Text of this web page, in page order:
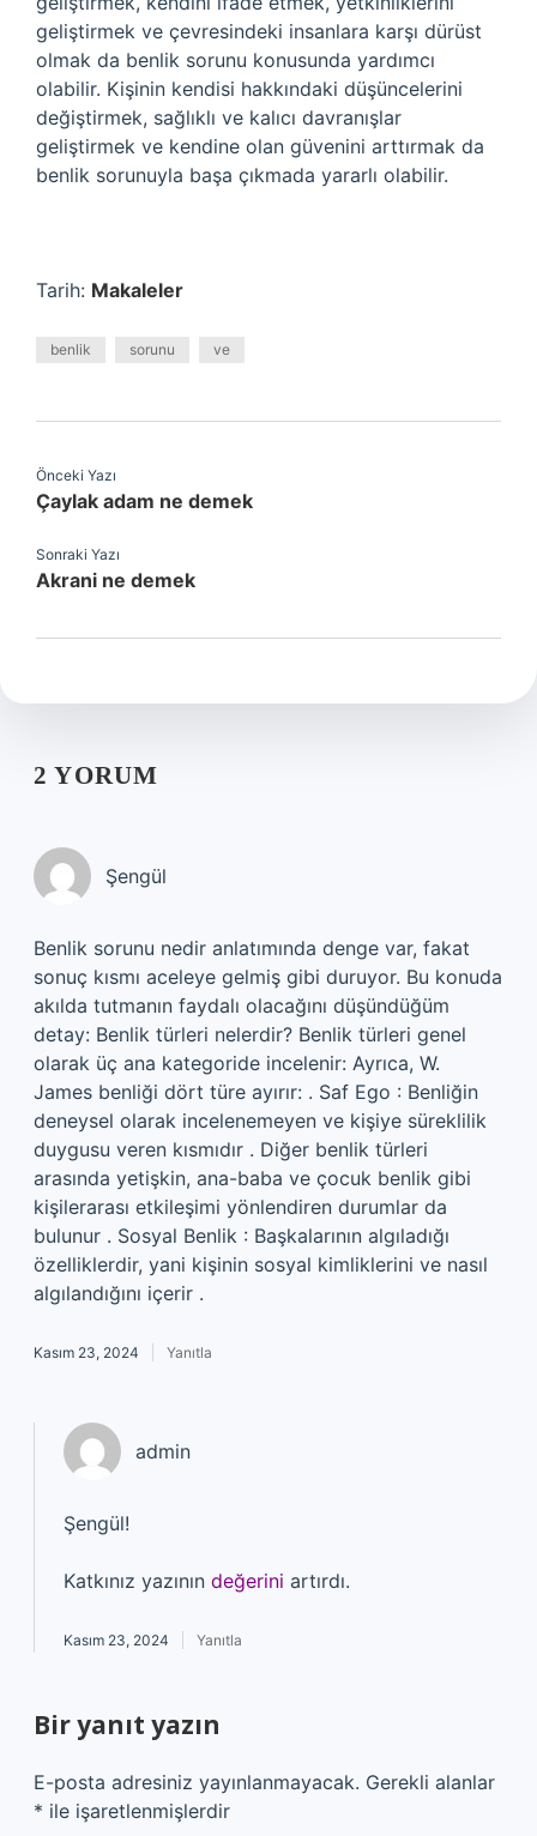
geliştirmek ve çevresindeki insanlara karşı dürüst
olmak da benlik sorunu konusunda yardımcı
olabilir. Kişinin kendisi hakkındaki düşüncelerini
değiştirmek, sağlıklı ve kalıcı davranışlar
geliştirmek ve kendine olan güvenini arttırmak da
benlik sorunuyla başa çıkmada yararlı olabilir.
Tarih: Makaleler
benlik sorunu ve
Önceki Yazı
Çaylak adam ne demek
Sonraki Yazı
Akrani ne demek
2 YORUM
Şengül
Benlik sorunu nedir anlatımında denge var, fakat
sonuç kısmı aceleye gelmiş gibi duruyor. Bu konuda
akılda tutmanın faydalı olacağını düşündüğüm
detay: Benlik türleri nelerdir? Benlik türleri genel
olarak üç ana kategoride incelenir: Ayrıca, W.
James benliği dört türe ayırır: . Saf Ego : Benliğin
deneysel olarak incelenemeyen ve kişiye süreklilik
duygusu veren kısmıdır . Diğer benlik türleri
arasında yetişkin, ana-baba ve çocuk benlik gibi
kişilerarası etkileşimi yönlendiren durumlar da
bulunur . Sosyal Benlik : Başkalarının algıladığı
özelliklerdir, yani kişinin sosyal kimliklerini ve nasıl
algılandığını içerir .
Kasım 23, 2024 Yanıtla
admin
Şengül!
Katkınız yazının değerini artırdı.
Kasım 23, 2024 Yanıtla
Bir yanıt yazın
E-posta adresiniz yayınlanmayacak. Gerekli alanlar
* ile işaretlenmişlerdir